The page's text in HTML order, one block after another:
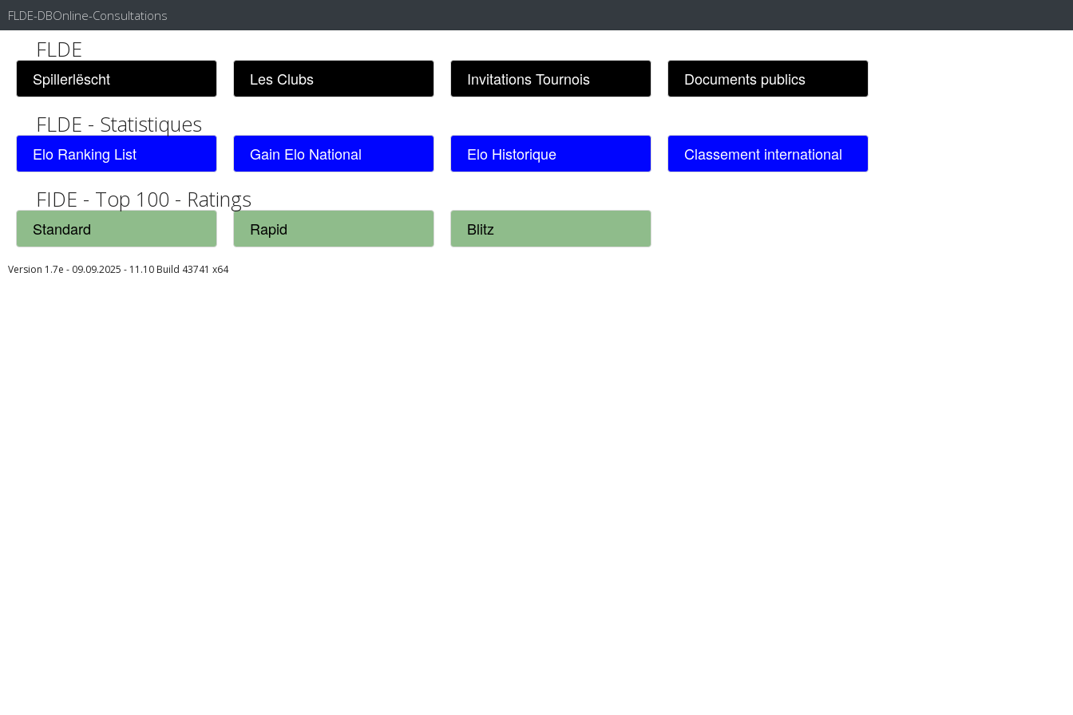
FLDE-DBOnline-Consultations
FLDE
Spillerlëscht Les Clubs Invitations Tournois Documents publics
FLDE - Statistiques
Elo Ranking List Gain Elo National Elo Historique Classement international
FIDE - Top 100 - Ratings
Standard Rapid Blitz
Version 1.7e - 09.09.2025 - 11.10 Build 43741 x64